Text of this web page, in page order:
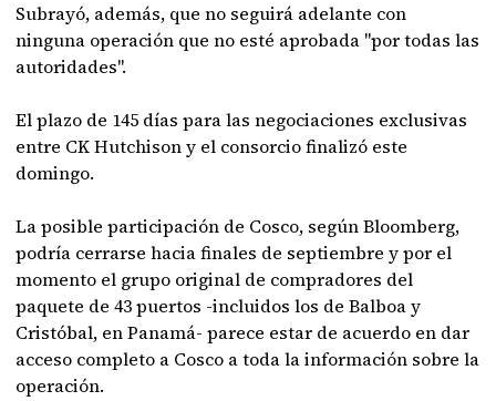
Subrayó, además, que no seguirá adelante con
ninguna operación que no esté aprobada "por todas las
autoridades".
El plazo de 145 días para las negociaciones exclusivas
entre CK Hutchison y el consorcio finalizó este
domingo.
La posible participación de Cosco, según Bloomberg,
podría cerrarse hacia finales de septiembre y por el
momento el grupo original de compradores del
paquete de 43 puertos -incluidos los de Balboa y
Cristóbal, en Panamá- parece estar de acuerdo en dar
acceso completo a Cosco a toda la información sobre la
operación.